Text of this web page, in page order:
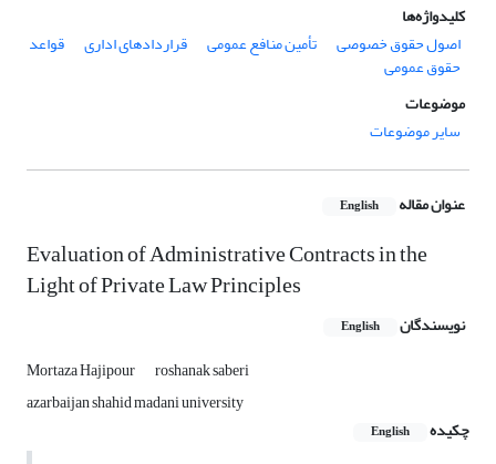
کلیدواژه‌ها
اصول حقوق خصوصی
تأمین منافع عمومی قراردادهای اداری قواعد
حقوق عمومی
موضوعات
سایر موضوعات
عنوان مقاله English
Evaluation of Administrative Contracts in the
Light of Private Law Principles
نویسندگان English
Mortaza Hajipour
roshanak saberi
azarbaijan shahid madani university
چکیده
English